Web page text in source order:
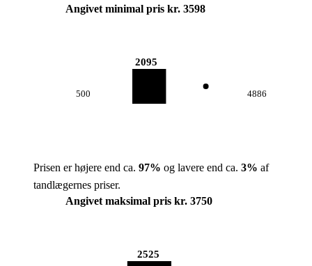
Angivet minimal pris kr. 3598
500
2095
4886
Prisen er højere end ca. 97% og lavere end ca. 3% af
tandlægernes priser.
Angivet maksimal pris kr. 3750
2525